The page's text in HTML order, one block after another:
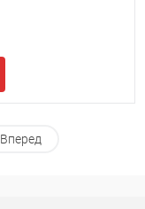
Вперед